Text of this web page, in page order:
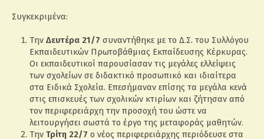
Συγκεκριμένα:
Την Δευτέρα 21/7 συναντήθηκε με το Δ.Σ. του Συλλόγου
Εκπαιδευτικών Πρωτοβάθμιας Εκπαίδευσης Κέρκυρας.
Οι εκπαιδευτικοί παρουσίασαν τις μεγάλες ελλείψεις
των σχολείων σε διδακτικό προσωπικό και ιδιαίτερα
στα Ειδικά Σχολεία. Επεσήμαναν επίσης τα μεγάλα κενά
στις επισκευές των σχολικών κτιρίων και ζήτησαν από
τον περιφερειάρχη την προσοχή του ώστε να
λειτουργήσει σωστά το έργο της μεταφοράς μαθητών.
Την Τρίτη 22/7 ο νέος περιφερειάρχης περιόδευσε στα